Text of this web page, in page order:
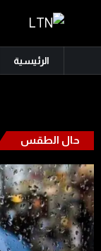
الرئيسية
حال الطقس